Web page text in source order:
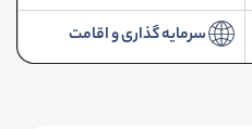
سرمایه گذاری و اقامت